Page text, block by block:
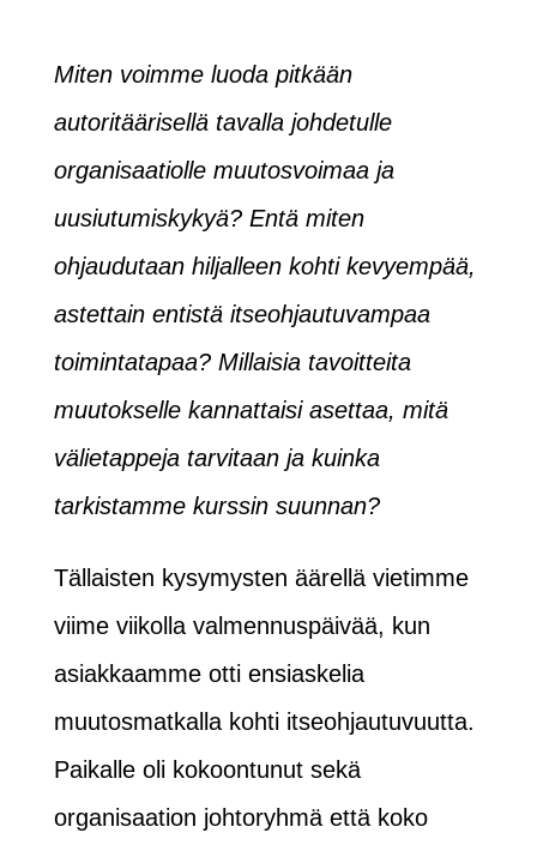
Miten voimme luoda pitkään
autoritäärisellä tavalla johdetulle
organisaatiolle muutosvoimaa ja
uusiutumiskykyä? Entä miten
ohjaudutaan hiljalleen kohti kevyempää,
astettain entistä itseohjautuvampaa
toimintatapaa? Millaisia tavoitteita
muutokselle kannattaisi asettaa, mitä
välietappeja tarvitaan ja kuinka
tarkistamme kurssin suunnan?
Tällaisten kysymysten äärellä vietimme
viime viikolla valmennuspäivää, kun
asiakkaamme otti ensiaskelia
muutosmatkalla kohti itseohjautuvuutta.
Paikalle oli kokoontunut sekä
organisaation johtoryhmä että koko